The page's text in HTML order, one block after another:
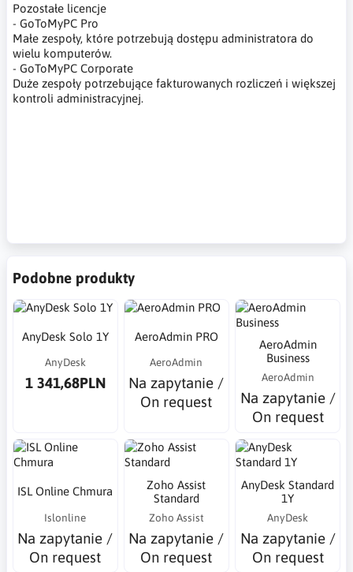
Pozostałe licencje
- GoToMyPC Pro
Małe zespoły, które potrzebują dostępu administratora do
wielu komputerów.
- GoToMyPC Corporate
Duże zespoły potrzebujące fakturowanych rozliczeń i większej
kontroli administracyjnej.
Podobne produkty
AnyDesk Solo 1Y
AnyDesk
1 341,68PLN
AeroAdmin PRO
AeroAdmin
Na zapytanie /
On request
AeroAdmin
Business
AeroAdmin
Na zapytanie /
On request
ISL Online Chmura
Islonline
Na zapytanie /
On request
Zoho Assist
Standard
Zoho Assist
Na zapytanie /
On request
AnyDesk Standard
1Y
AnyDesk
Na zapytanie /
On request